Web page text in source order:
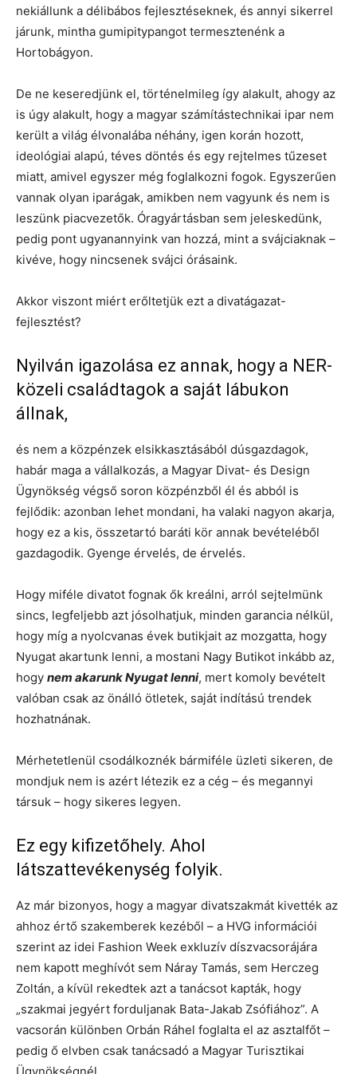
nekiállunk a délibábos fejlesztéseknek, és annyi sikerrel
járunk, mintha gumipitypangot termesztenénk a
Hortobágyon.
De ne keseredjünk el, történelmileg így alakult, ahogy az
is úgy alakult, hogy a magyar számítástechnikai ipar nem
került a világ élvonalába néhány, igen korán hozott,
ideológiai alapú, téves döntés és egy rejtelmes tűzeset
miatt, amivel egyszer még foglalkozni fogok. Egyszerűen
vannak olyan iparágak, amikben nem vagyunk és nem is
leszünk piacvezetők. Óragyártásban sem jeleskedünk,
pedig pont ugyanannyink van hozzá, mint a svájciaknak –
kivéve, hogy nincsenek svájci órásaink.
Akkor viszont miért erőltetjük ezt a divatágazat-
fejlesztést?
Nyilván igazolása ez annak, hogy a NER-
közeli családtagok a saját lábukon
állnak,
és nem a közpénzek elsikkasztásából dúsgazdagok,
habár maga a vállalkozás, a Magyar Divat- és Design
Ügynökség végső soron közpénzből él és abból is
fejlődik: azonban lehet mondani, ha valaki nagyon akarja,
hogy ez a kis, összetartó baráti kör annak bevételéből
gazdagodik. Gyenge érvelés, de érvelés.
Hogy miféle divatot fognak ők kreálni, arról sejtelmünk
sincs, legfeljebb azt jósolhatjuk, minden garancia nélkül,
hogy míg a nyolcvanas évek butikjait az mozgatta, hogy
Nyugat akartunk lenni, a mostani Nagy Butikot inkább az,
hogy nem akarunk Nyugat lenni, mert komoly bevételt
valóban csak az önálló ötletek, saját indítású trendek
hozhatnának.
Mérhetetlenül csodálkoznék bármiféle üzleti sikeren, de
mondjuk nem is azért létezik ez a cég – és megannyi
társuk – hogy sikeres legyen.
Ez egy kifizetőhely. Ahol
látszattevékenység folyik.
Az már bizonyos, hogy a magyar divatszakmát kivették az
ahhoz értő szakemberek kezéből – a HVG információi
szerint az idei Fashion Week exkluzív díszvacsorájára
nem kapott meghívót sem Náray Tamás, sem Herczeg
Zoltán, a kívül rekedtek azt a tanácsot kapták, hogy
„szakmai jegyért forduljanak Bata-Jakab Zsófiához”. A
vacsorán különben Orbán Ráhel foglalta el az asztalfőt –
pedig ő elvben csak tanácsadó a Magyar Turisztikai